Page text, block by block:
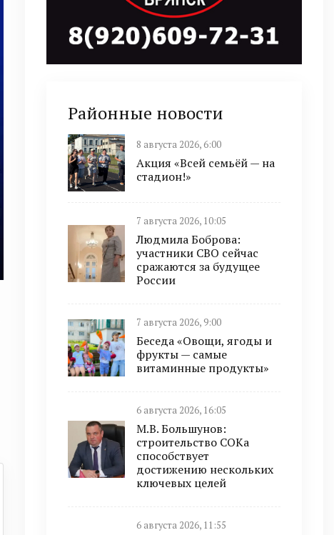
Районные новости
8 августа 2026, 6:00
Акция «Всей семьёй — на
стадион!»
7 августа 2026, 10:05
Людмила Боброва:
участники СВО сейчас
сражаются за будущее
России
7 августа 2026, 9:00
Беседа «Овощи, ягоды и
фрукты — самые
витаминные продукты»
6 августа 2026, 16:05
М.В. Большунов:
строительство СОКа
способствует
достижению нескольких
ключевых целей
6 августа 2026, 11:55